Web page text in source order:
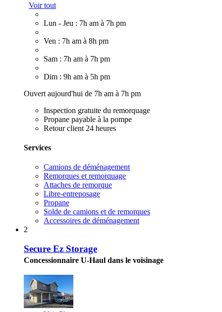
Voir tout
Lun - Jeu : 7h am à 7h pm
Ven : 7h am à 8h pm
Sam : 7h am à 7h pm
Dim : 9h am à 5h pm
Ouvert aujourd'hui de 7h am à 7h pm
Inspection gratuite du remorquage
Propane payable à la pompe
Retour client 24 heures
Services
Camions de déménagement
Remorques et remorquage
Attaches de remorque
Libre-entreposage
Propane
Solde de camions et de remorques
Accessoires de déménagement
2
Secure Ez Storage
Concessionnaire U-Haul dans le voisinage